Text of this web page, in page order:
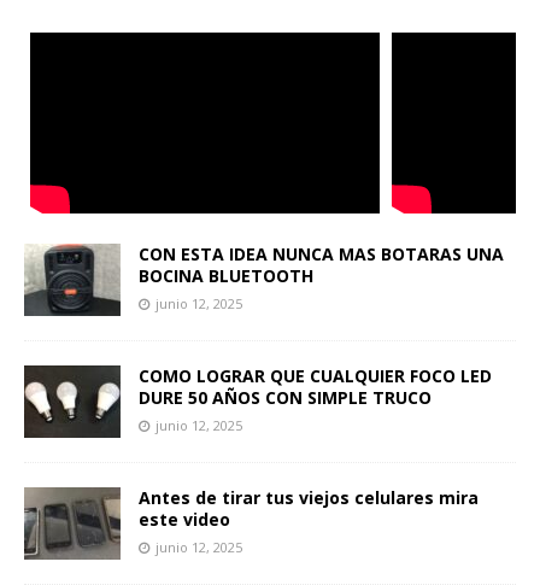
CON ESTA IDEA NUNCA MAS BOTARAS UNA
BOCINA BLUETOOTH
junio 12, 2025
COMO LOGRAR QUE CUALQUIER FOCO LED
DURE 50 AÑOS CON SIMPLE TRUCO
junio 12, 2025
Antes de tirar tus viejos celulares mira
este video
junio 12, 2025